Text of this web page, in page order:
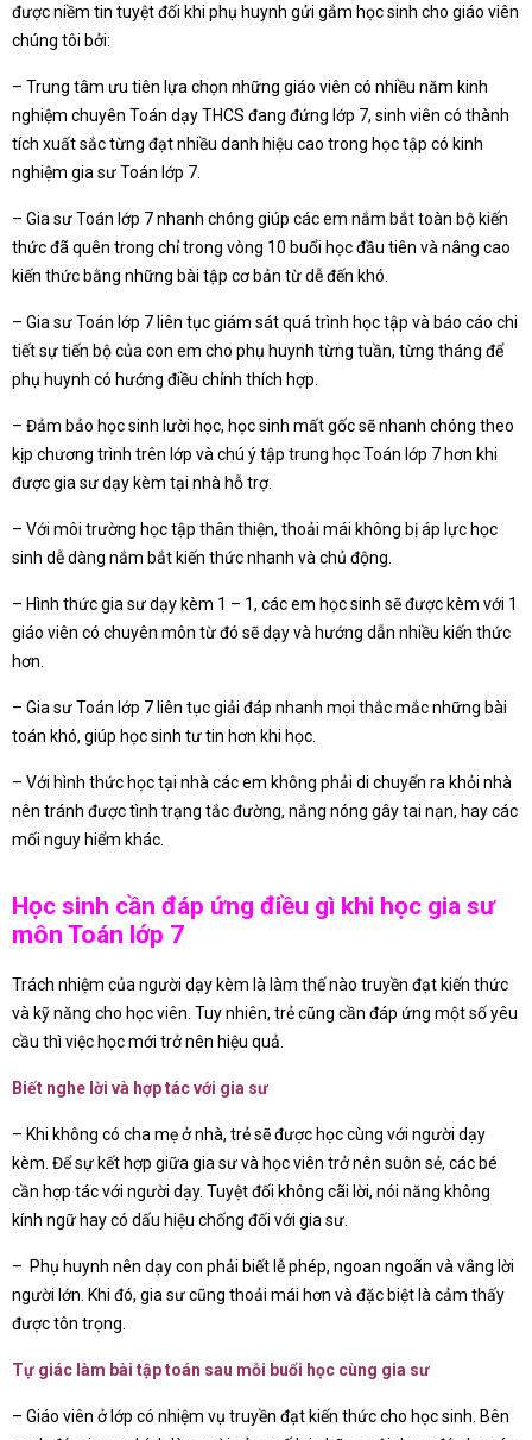
được niềm tin tuyệt đối khi phụ huynh gửi gắm học sinh cho giáo viên
chúng tôi bởi:
– Trung tâm ưu tiên lựa chọn những giáo viên có nhiều năm kinh
nghiệm chuyên Toán dạy THCS đang đứng lớp 7, sinh viên có thành
tích xuất sắc từng đạt nhiều danh hiệu cao trong học tập có kinh
nghiệm gia sư Toán lớp 7.
– Gia sư Toán lớp 7 nhanh chóng giúp các em nắm bắt toàn bộ kiến
thức đã quên trong chỉ trong vòng 10 buổi học đầu tiên và nâng cao
kiến thức bằng những bài tập cơ bản từ dễ đến khó.
– Gia sư Toán lớp 7 liên tục giám sát quá trình học tập và báo cáo chi
tiết sự tiến bộ của con em cho phụ huynh từng tuần, từng tháng để
phụ huynh có hướng điều chỉnh thích hợp.
– Đảm bảo học sinh lười học, học sinh mất gốc sẽ nhanh chóng theo
kịp chương trình trên lớp và chú ý tập trung học Toán lớp 7 hơn khi
được gia sư dạy kèm tại nhà hỗ trợ.
– Với môi trường học tập thân thiện, thoải mái không bị áp lực học
sinh dễ dàng nắm bắt kiến thức nhanh và chủ động.
– Hình thức gia sư dạy kèm 1 – 1, các em học sinh sẽ được kèm với 1
giáo viên có chuyên môn từ đó sẽ dạy và hướng dẫn nhiều kiến thức
hơn.
– Gia sư Toán lớp 7 liên tục giải đáp nhanh mọi thắc mắc những bài
toán khó, giúp học sinh tư tin hơn khi học.
– Với hình thức học tại nhà các em không phải di chuyển ra khỏi nhà
nên tránh được tình trạng tắc đường, nắng nóng gây tai nạn, hay các
mối nguy hiểm khác.
Học sinh cần đáp ứng điều gì khi học gia sư
môn Toán lớp 7
Trách nhiệm của người dạy kèm là làm thế nào truyền đạt kiến thức
và kỹ năng cho học viên. Tuy nhiên, trẻ cũng cần đáp ứng một số yêu
cầu thì việc học mới trở nên hiệu quả.
Biết nghe lời và hợp tác với gia sư
– Khi không có cha mẹ ở nhà, trẻ sẽ được học cùng với người dạy
kèm. Để sự kết hợp giữa gia sư và học viên trở nên suôn sẻ, các bé
cần hợp tác với người dạy. Tuyệt đối không cãi lời, nói năng không
kính ngữ hay có dấu hiệu chống đối với gia sư.
– Phụ huynh nên dạy con phải biết lễ phép, ngoan ngoãn và vâng lời
người lớn. Khi đó, gia sư cũng thoải mái hơn và đặc biệt là cảm thấy
được tôn trọng.
Tự giác làm bài tập toán sau mỗi buổi học cùng gia sư
– Giáo viên ở lớp có nhiệm vụ truyền đạt kiến thức cho học sinh. Bên